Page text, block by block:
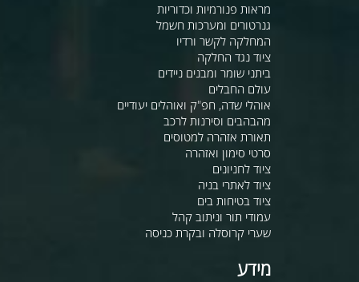
מראות פנורמיות וכדוריות
גנרטורים ומערכות חשמל
המחלקה לקשר ורדיו
ציוד נגד החלקה
ביתני שומר ומבנים ניידים
עולם החבלים
אוהלי שדה, חפ"ק ואוהלים יעודיים
מהבהבים וסירנות לרכב
תאורת אזהרה למטוסים
סרטי סימון ואזהרה
ציוד לחניונים
ציוד לאתרי בניה
ציוד בטיחות בים
עמודי תור וניתוב קהל
שערי קרוסלה ובקרת כניסה
מידע